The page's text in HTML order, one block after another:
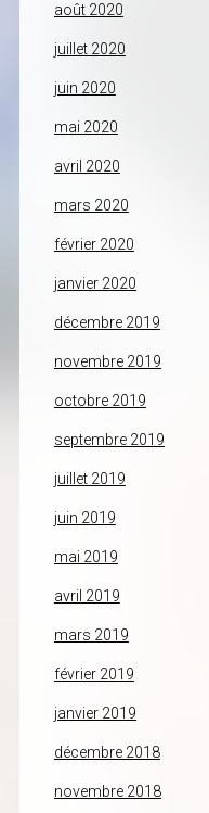
août 2020
juillet 2020
juin 2020
mai 2020
avril 2020
mars 2020
février 2020
janvier 2020
décembre 2019
novembre 2019
octobre 2019
septembre 2019
juillet 2019
juin 2019
mai 2019
avril 2019
mars 2019
février 2019
janvier 2019
décembre 2018
novembre 2018